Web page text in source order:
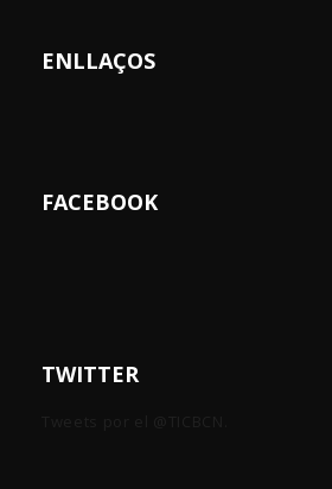
ENLLAÇOS
FACEBOOK
TWITTER